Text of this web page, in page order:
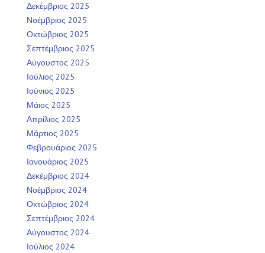
Δεκέμβριος 2025
Νοέμβριος 2025
Οκτώβριος 2025
Σεπτέμβριος 2025
Αύγουστος 2025
Ιούλιος 2025
Ιούνιος 2025
Μάιος 2025
Απρίλιος 2025
Μάρτιος 2025
Φεβρουάριος 2025
Ιανουάριος 2025
Δεκέμβριος 2024
Νοέμβριος 2024
Οκτώβριος 2024
Σεπτέμβριος 2024
Αύγουστος 2024
Ιούλιος 2024